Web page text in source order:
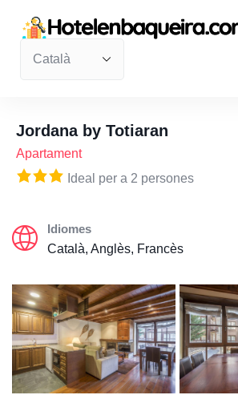
Jordana by Totiaran
Apartament
Ideal per a 2 persones
Idiomes
Català, Anglès, Francès